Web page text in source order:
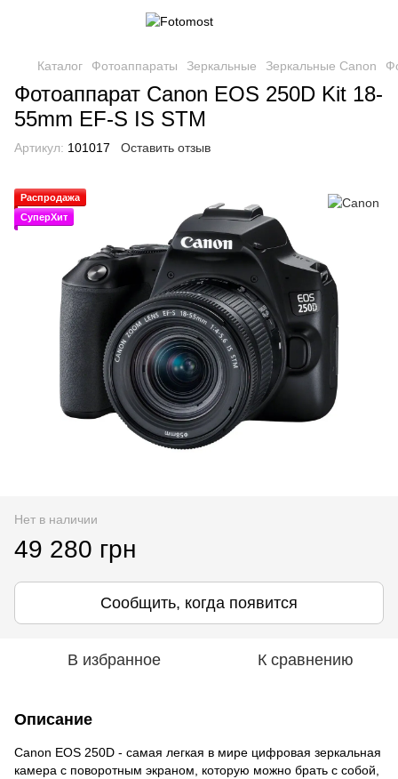
Каталог Фотоаппараты Зеркальные Зеркальные Canon
Фотоаппарат Canon EOS 250D Kit 18-
55mm EF-S IS STM
Артикул: 101017 Оставить отзыв
Распродажа
СуперХит
Нет в наличии
49 280 грн
Сообщить, когда появится
В избранное К сравнению
Описание
Canon EOS 250D - самая легкая в мире цифровая зеркальная
камера с поворотным экраном, которую можно брать с собой,